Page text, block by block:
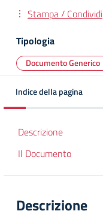
Stampa / Condividi
Tipologia
Documento Generico
Indice della pagina
Descrizione
Il Documento
Descrizione